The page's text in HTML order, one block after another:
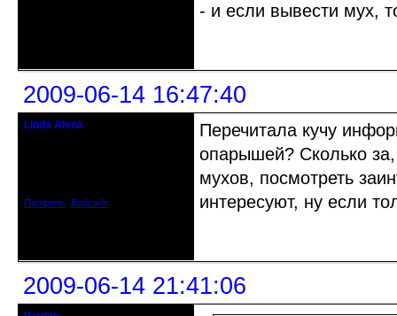
- и если вывести мух,
2009-06-14 16:47:40
Linda Alena
Профиль Вебсайт
Перечитала кучу
опарышей? Сколько
мухов, посмотреть
интересуют, ну если
2009-06-14 21:41:06